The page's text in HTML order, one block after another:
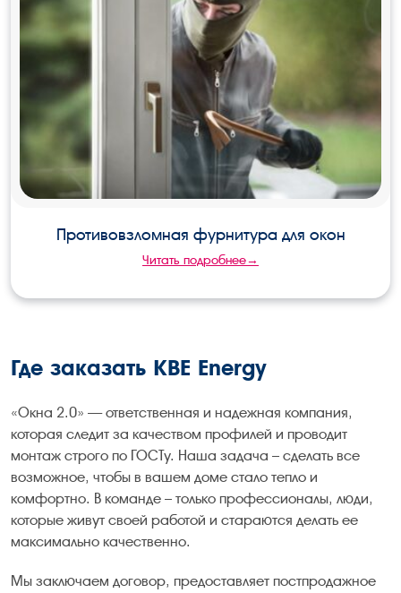
Противовзломная фурнитура для окон
Читать подробнее→
Где заказать KBE Energy
«Окна 2.0» — ответственная и надежная компания,
которая следит за качеством профилей и проводит
монтаж строго по ГОСТу. Наша задача – сделать все
возможное, чтобы в вашем доме стало тепло и
комфортно. В команде – только профессионалы, люди,
которые живут своей работой и стараются делать ее
максимально качественно.
Мы заключаем договор, предоставляет постпродажное